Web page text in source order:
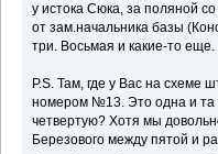
у истока Сюка, за поляной
от зам.начальника базы
три. Восьмая и какие-то еще.
P.S. Там, где у Вас на
номером №13. Это одна и
четвертую? Хотя мы
Березового между пятой и